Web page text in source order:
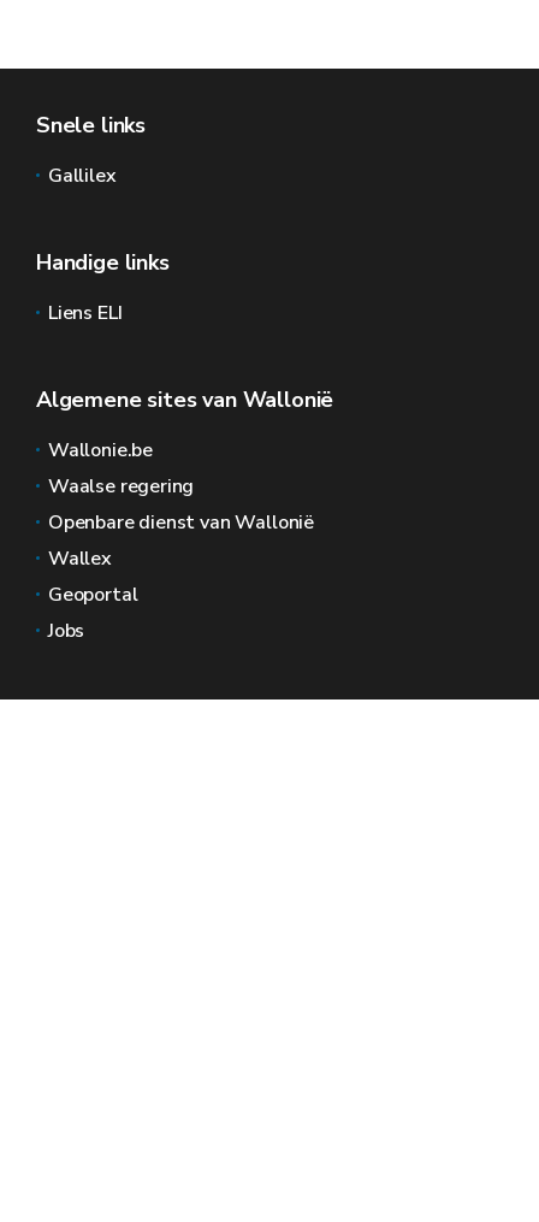
Snele links
Gallilex
Handige links
Liens ELI
Algemene sites van Wallonië
Wallonie.be
Waalse regering
Openbare dienst van Wallonië
Wallex
Geoportal
Jobs